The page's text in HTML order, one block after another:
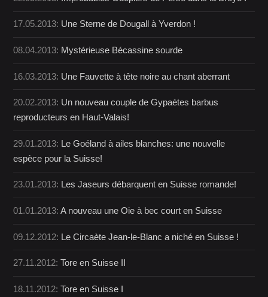
17.05.2013: Une Sterne de Dougall à Yverdon !
08.04.2013: Mystérieuse Bécassine sourde
16.03.2013: Une Fauvette à tête noire au chant aberrant
20.02.2013: Un nouveau couple de Gypaètes barbus
reproducteurs en Haut-Valais!
29.01.2013: Le Goéland à ailes blanches: une nouvelle
espèce pour la Suisse!
23.01.2013: Les Jaseurs débarquent en Suisse romande!
01.01.2013:A nouveau une Oie à bec court en Suisse
09.12.2012: Le Circaète Jean-le-Blanc a niché en Suisse !
27.11.2012:Tore en Suisse II
18.11.2012:Tore en Suisse I